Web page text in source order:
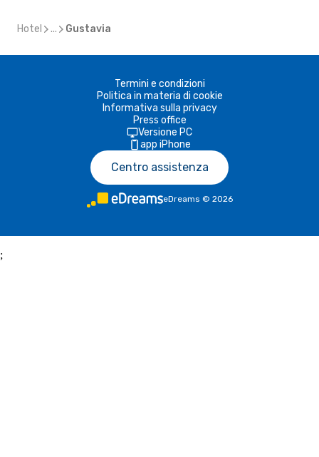
Hotel ... Gustavia
Termini e condizioni
Politica in materia di cookie
Informativa sulla privacy
Press office
Versione PC
app iPhone
Centro assistenza
eDreams © 2026
;